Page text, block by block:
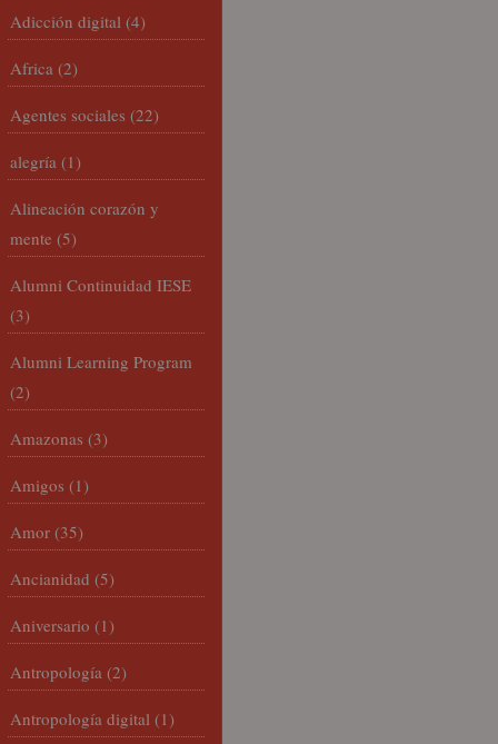
Adicción digital (4)
Africa (2)
Agentes sociales (22)
alegría (1)
Alineación corazón y
mente (5)
Alumni Continuidad IESE
(3)
Alumni Learning Program
(2)
Amazonas (3)
Amigos (1)
Amor (35)
Ancianidad (5)
Aniversario (1)
Antropología (2)
Antropología digital (1)